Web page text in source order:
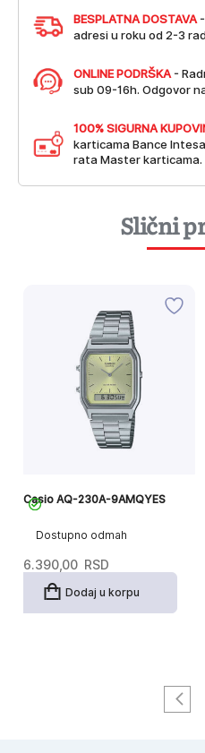
BESPLATNA DOSTAVA
adresi u roku od 2-3
ONLINE PODRŠKA -
sub 09-16h. Odgovor
100% SIGURNA
karticama Bance
rata Master karticama.
Slični
Dostupno odmah
Casio AQ-230A-9AMQYES
6.390,00 RSD
Dodaj u korpu